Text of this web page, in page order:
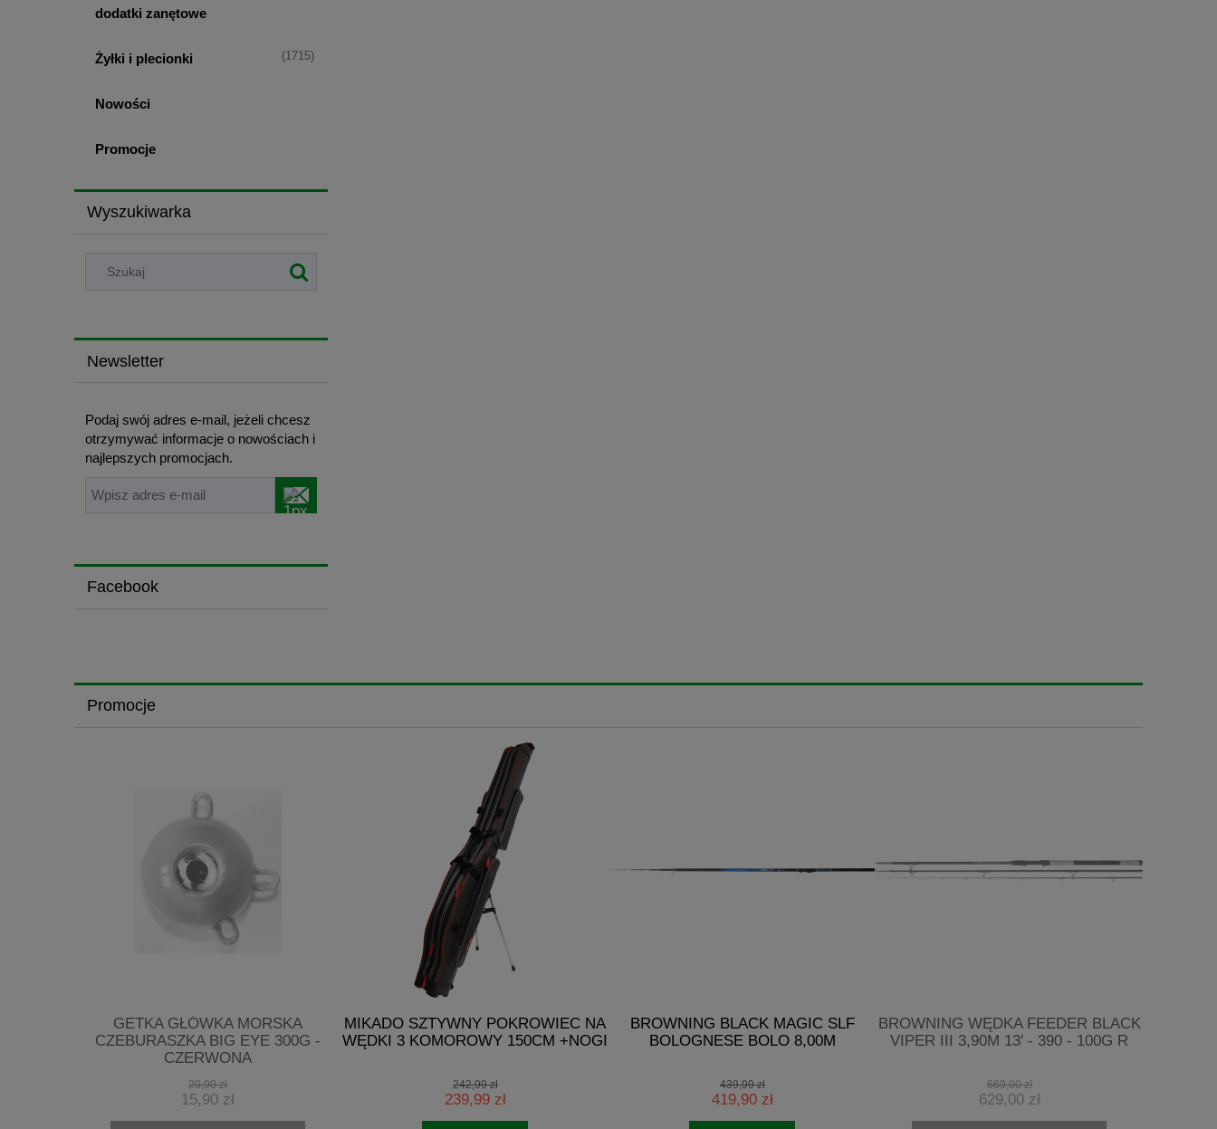
dodatki zanętowe
Żyłki i plecionki (1715)
Nowości
Promocje
Wyszukiwarka
Newsletter
Podaj swój adres e-mail, jeżeli chcesz
otrzymywać informacje o nowościach i
najlepszych promocjach.
Facebook
Promocje
GETKA GŁÓWKA MORSKA
CZEBURASZKA BIG EYE 300G -
CZERWONA
20,90 zł
15,90 zł
MIKADO SZTYWNY POKROWIEC NA
WĘDKI 3 KOMOROWY 150CM +NOGI
242,99 zł
239,99 zł
BROWNING BLACK MAGIC SLF
BOLOGNESE BOLO 8,00M
439,99 zł
419,90 zł
BROWNING WĘDKA FEEDER BLACK
VIPER III 3,90M 13' - 390 - 100G R
669,00 zł
629,00 zł